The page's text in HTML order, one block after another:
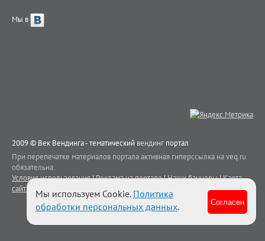
Мы в
2009 © Век Вендинга - тематический вендинг портал
При перепечатке материалов портала активная гиперссылка на veq.ru
обязательна.
Условия использования|Реклама на портале|Наши баннеры|Карта
сайта
Контакты
Мы используем Cookie. Политика
обработки персональных данных. Согласен